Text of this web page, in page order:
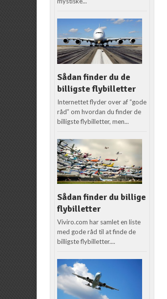
Sådan finder du de
billigste flybilletter
Internettet flyder over af “gode
råd” om hvordan du finder de
billigste flybilletter, men...
Sådan finder du billige
flybilletter
Viviro.com har samlet en liste
med gode råd til at finde de
billigste flybilletter....